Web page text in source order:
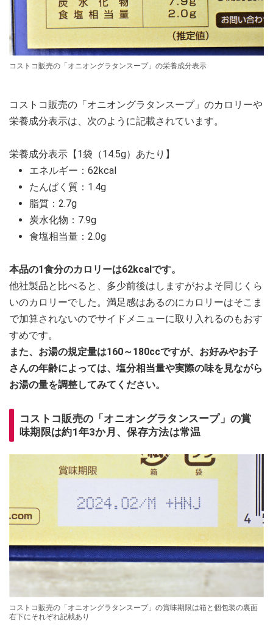
コストコ販売の「オニオングラタンスープ」の栄養成分表示
コストコ販売の「オニオングラタンスープ」のカロリーや
栄養成分表示は、次のように記載されています。
栄養成分表示【1袋（14.5g）あたり】
エネルギー：62kcal
たんぱく質：1.4g
脂質：2.7g
炭水化物：7.9g
食塩相当量：2.0g
本品の1食分のカロリーは62kcalです。
他社製品と比べると、多少前後はしますがおよそ同じくら
いのカロリーでした。満足感はあるのにカロリーはそこま
で加算されないのでサイドメニューに取り入れるのもおす
すめです。
また、お湯の規定量は160～180ccですが、お好みやお子
さんの年齢によっては、塩分相当量や実際の味を見ながら
お湯の量を調整してみてください。
コストコ販売の「オニオングラタンスープ」の賞
味期限は約1年3か月、保存方法は常温
コストコ販売の「オニオングラタンスープ」の賞味期限は箱と個包装の裏面
右下にそれぞれ記載あり